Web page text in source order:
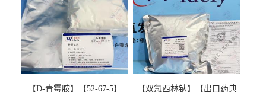
【D-青霉胺】【52-67-5】
【双氯西林钠】【出口药典